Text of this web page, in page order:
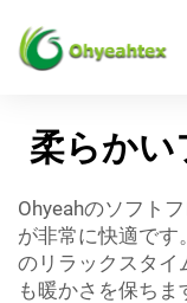
柔らかい
Ohyeahのソフト
が非常に快適で
のリラックスタイ
も暖かさを保ち